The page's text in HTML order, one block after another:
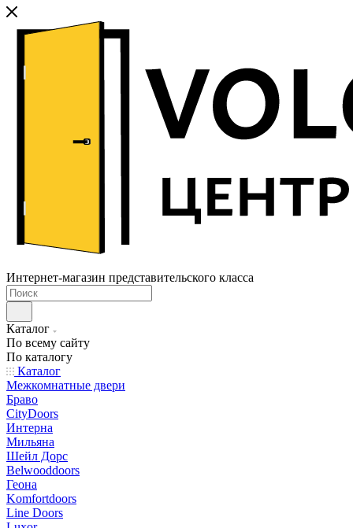
Интернет-магазин представительского класса
Каталог
По всему сайту
По каталогу
Каталог
Межкомнатные двери
Браво
CityDoors
Интерна
Мильяна
Шейл Дорс
Belwooddoors
Геона
Komfortdoors
Line Doors